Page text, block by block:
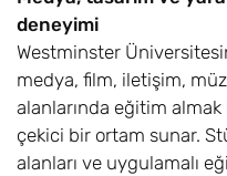
BA
English Literature
and Language
with Foundation
BA
deneyimi
Westminster
medya, film, iletişim,
alanlarında eğitim
çekici bir ortam sunar.
alanları ve uygulamalı